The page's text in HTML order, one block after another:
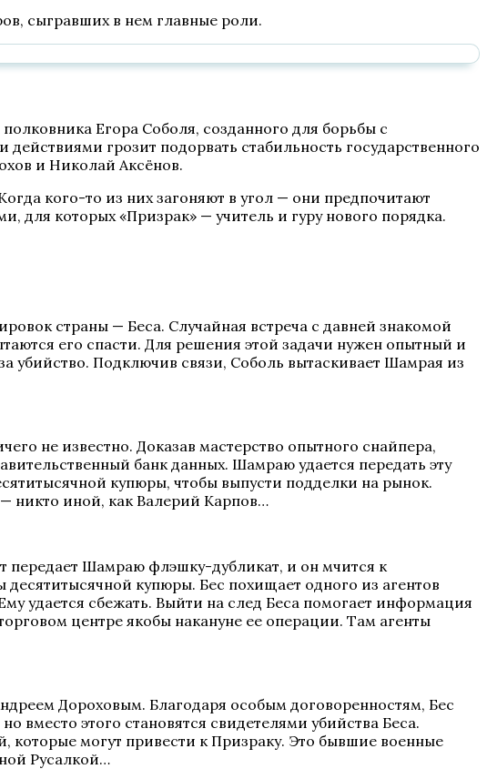
сыгравших в нем главные роли.
Егора Соболя, созданного для борьбы с
грозит подорвать стабильность государственного
и Николай Аксёнов.
кого-то из них загоняют в угол — они предпочитают
для которых «Призрак» — учитель и гуру нового порядка.
страны — Беса. Случайная встреча с давней знакомой
его спасти. Для решения этой задачи нужен опытный и
убийство. Подключив связи, Соболь вытаскивает Шамрая из
не известно. Доказав мастерство опытного снайпера,
банк данных. Шамраю удается передать эту
купюры, чтобы выпусти подделки на рынок.
никто иной, как Валерий Карпов…
передает Шамраю флэшку-дубликат, и он мчится к
купюры. Бес похищает одного из агентов
удается сбежать. Выйти на след Беса помогает информация
центре якобы накануне ее операции. Там агенты
Дороховым. Благодаря особым договоренностям, Бес
вместо этого становятся свидетелями убийства Беса.
которые могут привести к Призраку. Это бывшие военные
Русалкой…